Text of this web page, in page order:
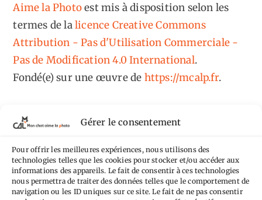
Gérer le consentement
Pour offrir les meilleures expériences, nous utilisons des
technologies telles que les cookies pour stocker et/ou accéder aux
informations des appareils. Le fait de consentir à ces technologies
nous permettra de traiter des données telles que le comportement de
navigation ou les ID uniques sur ce site. Le fait de ne pas consentir
Aime la Photoest mis à disposition selon les
termes de lalicence Creative Commons
Attribution - Pas d'Utilisation Commerciale -
Pas de Modification 4.0 International.
Fondé(e) sur une œuvre de https://mcalp.fr.
Tags
AilleursAimez-vous bordelAllemagne Andorre